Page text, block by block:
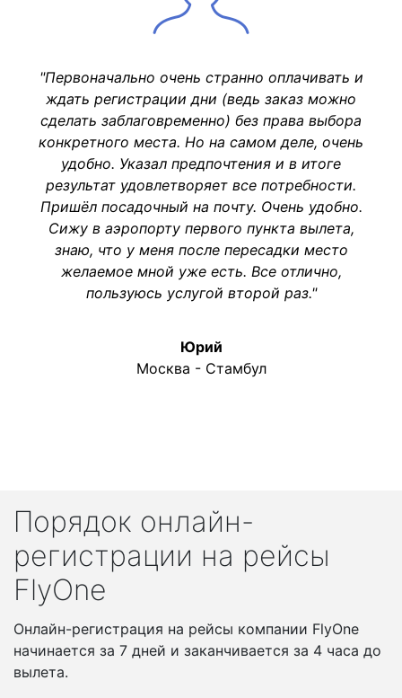
"Первоначально очень странно оплачивать и
ждать регистрации дни (ведь заказ можно
сделать заблаговременно) без права выбора
конкретного места. Но на самом деле, очень
удобно. Указал предпочтения и в итоге
результат удовлетворяет все потребности.
Пришёл посадочный на почту. Очень удобно.
Сижу в аэропорту первого пункта вылета,
знаю, что у меня после пересадки место
желаемое мной уже есть. Все отлично,
пользуюсь услугой второй раз."
Юрий
Москва - Стамбул
Порядок онлайн-
регистрации на рейсы
FlyOne
Онлайн-регистрация на рейсы компании FlyOne
начинается за 7 дней и заканчивается за 4 часа до
вылета.